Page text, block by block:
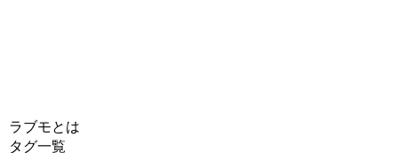
ラブモとは
タグ一覧